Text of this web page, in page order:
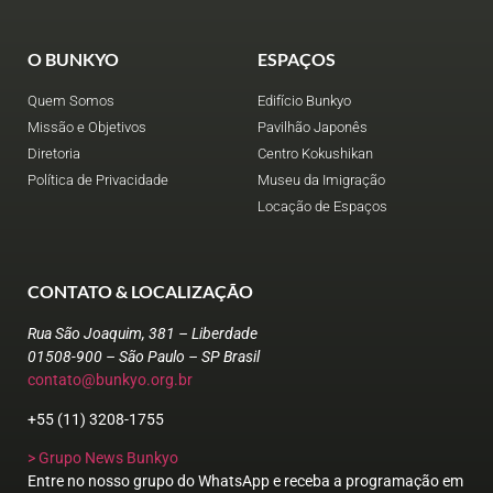
O BUNKYO
Quem Somos
Missão e Objetivos
Diretoria
Política de Privacidade
ESPAÇOS
Edifício Bunkyo
Pavilhão Japonês
Centro Kokushikan
Museu da Imigração
Locação de Espaços
CONTATO & LOCALIZAÇÃO
Rua São Joaquim, 381 – Liberdade
01508-900 – São Paulo – SP Brasil
contato@bunkyo.org.br
+55 (11) 3208-1755
> Grupo News Bunkyo
Entre no nosso grupo do WhatsApp e receba a programação em